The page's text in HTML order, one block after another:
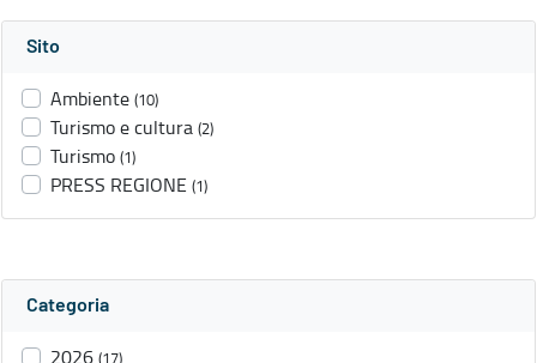
Sito
Ambiente (10)
Turismo e cultura (2)
Turismo (1)
PRESS REGIONE (1)
Categoria
2026 (17)